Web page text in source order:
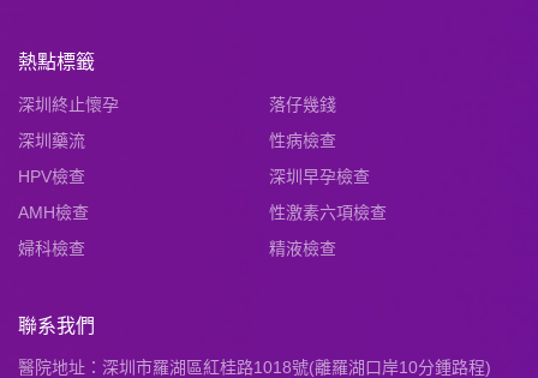
熱點標籤
深圳終止懷孕
落仔幾錢
深圳藥流
性病檢查
HPV檢查
深圳早孕檢查
AMH檢查
性激素六項檢查
婦科檢查
精液檢查
聯系我們
醫院地址：深圳市羅湖區紅桂路1018號(離羅湖口岸10分鍾路程)